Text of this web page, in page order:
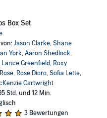
romances,
who propose a
sunshine fake brides and
grand gesture that will take
bed, many arranged
girlfriends who stand up
twists you won't see coming.
There is no cheating.
Box Set
Jason Clarke,Shane
York,Aaron Shedlock,
Lance Greenfield, Roxy
, Rose Dioro,Sofia Lette,
Cartwright
Std. und 12 Min.
3 Bewertungen